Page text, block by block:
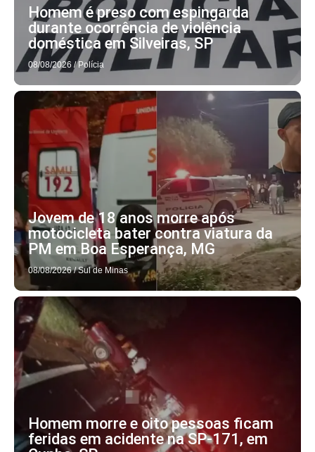
Homem é preso com espingarda
durante ocorrência de violência
doméstica em Silveiras, SP
08/08/2026 / Polícia
Jovem de 18 anos morre após
motocicleta bater contra viatura da
PM em Boa Esperança, MG
08/08/2026 / Sul de Minas
Homem morre e oito pessoas ficam
feridas em acidente na SP-171, em